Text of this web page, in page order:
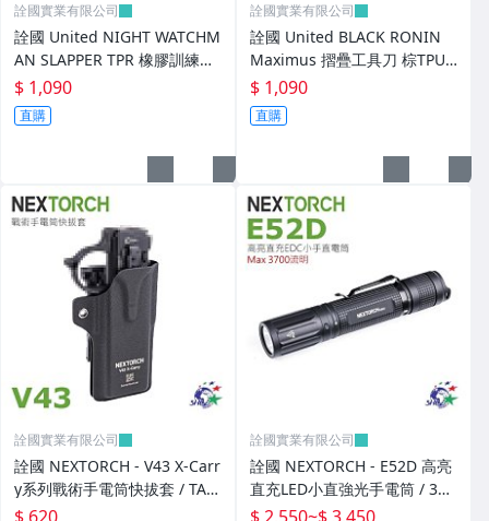
NocKnives專業刀廠
Olight 專業照明
Opinel 法國名刀
Ontario 美國專業刀具大廠
PPSS 英國防護專家
Propper 軍規帽款
Protech Nomex 美國軍規手套
Sabre 沙豹美國防身噴霧
RUIKE 刀具
SANRENMU 三刃木
Sea to summit 戶外用品
詮國實業有限公司
詮國 United NIGHT WATCHM
AN SLAPPER TPR 橡膠訓練器
材 / UC3378
$ 1,090
直購
詮國實業有限公司
詮國 United BLACK RONIN
Maximus 摺疊工具刀 棕TPU
握柄 石洗處理 / UC3355
$ 1,090
直購
詮國實業有限公司
詮國 NEXTORCH - V43 X-Carr
y系列戰術手電筒快拔套 / TA7
0專用
詮國實業有限公司
詮國 NEXTORCH - E52D 高亮
直充LED小直強光手電筒 / 370
0流明